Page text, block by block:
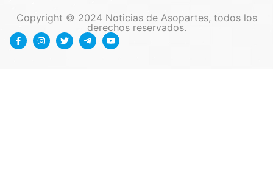
Copyright © 2024 Noticias de Asopartes, todos los
derechos reservados.